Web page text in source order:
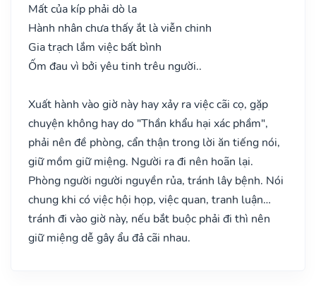
Mất của kíp phải dò la
Hành nhân chưa thấy ắt là viễn chinh
Gia trạch lắm việc bất bình
Ốm đau vì bởi yêu tinh trêu người..
Xuất hành vào giờ này hay xảy ra việc cãi cọ, gặp
chuyện không hay do "Thần khẩu hại xác phầm",
phải nên đề phòng, cẩn thận trong lời ăn tiếng nói,
giữ mồm giữ miệng. Người ra đi nên hoãn lại.
Phòng người người nguyền rủa, tránh lây bệnh. Nói
chung khi có việc hội họp, việc quan, tranh luận…
tránh đi vào giờ này, nếu bắt buộc phải đi thì nên
giữ miệng dễ gây ẩu đả cãi nhau.